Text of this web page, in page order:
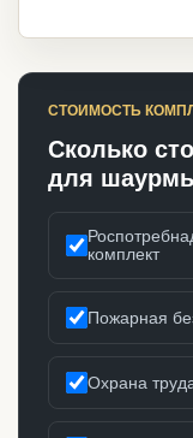
СТОИМОСТЬ
Сколько
для
комплект
Пожарная
Охрана